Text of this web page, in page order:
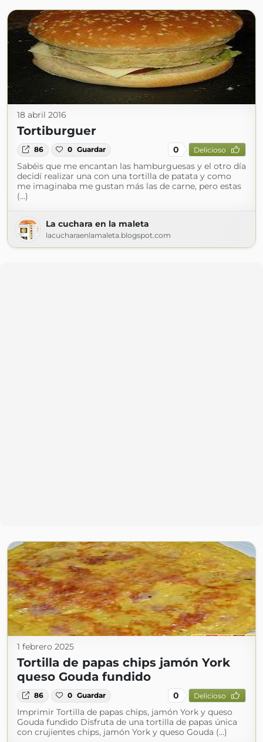
18 abril 2016
Tortiburguer
86 0 Guardar 0 Delicioso
Sabéis que me encantan las hamburguesas y el otro día
decidí realizar una con una tortilla de patata y como
me imaginaba me gustan más las de carne, pero estas
(...)
La cuchara en la maleta
lacucharaenlamaleta.blogspot.com
1 febrero 2025
Tortilla de papas chips jamón York
queso Gouda fundido
86 0 Guardar 0 Delicioso
Imprimir Tortilla de papas chips, jamón York y queso
Gouda fundido Disfruta de una tortilla de papas única
con crujientes chips, jamón York y queso Gouda (...)